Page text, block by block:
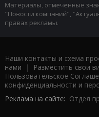
Материалы, отмеченные
"Новости компаний",
правах рекламы.
Наши контакты и схема
нами | Разместить свои
Пользовательское
конфиденциальности и
Реклама на сайте: Отдел